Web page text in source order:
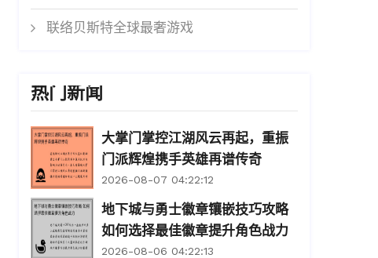
联络贝斯特全球最奢游戏
热门新闻
大掌门掌控江湖风云再起，重振
门派辉煌携手英雄再谱传奇
2026-08-07 04:22:12
地下城与勇士徽章镶嵌技巧攻略
如何选择最佳徽章提升角色战力
2026-08-06 04:22:13